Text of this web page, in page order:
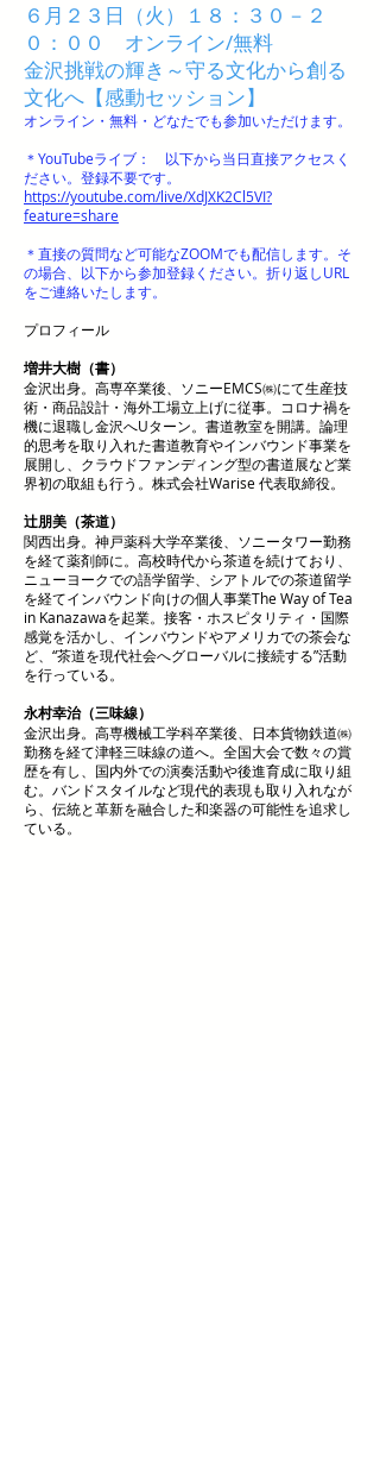
６月２３日（火）１８：３０－２
０：００ オンライン/無料
金沢挑戦の輝き～守る文化から創る
文化へ【感動セッション】
オンライン・無料・どなたでも参加いただけます。
＊YouTubeライブ： 以下から当日直接アクセスく
ださい。登録不要です。
https://youtube.com/live/XdJXK2Cl5VI?
feature=share
＊直接の質問など可能なZOOMでも配信します。そ
の場合、以下から参加登録ください。折り返しURL
をご連絡いたします。
プロフィール
増井大樹（書）
金沢出身。高専卒業後、ソニーEMCS㈱にて生産技
術・商品設計・海外工場立上げに従事。コロナ禍を
機に退職し金沢へUターン。書道教室を開講。論理
的思考を取り入れた書道教育やインバウンド事業を
展開し、クラウドファンディング型の書道展など業
界初の取組も行う。株式会社Warise 代表取締役。
辻朋美（茶道）
関西出身。神戸薬科大学卒業後、ソニータワー勤務
を経て薬剤師に。高校時代から茶道を続けており、
ニューヨークでの語学留学、シアトルでの茶道留学
を経てインバウンド向けの個人事業The Way of Tea
in Kanazawaを起業。接客・ホスピタリティ・国際
感覚を活かし、インバウンドやアメリカでの茶会な
ど、“茶道を現代社会へグローバルに接続する”活動
を行っている。
永村幸治（三味線）
金沢出身。高専機械工学科卒業後、日本貨物鉄道㈱
勤務を経て津軽三味線の道へ。全国大会で数々の賞
歴を有し、国内外での演奏活動や後進育成に取り組
む。バンドスタイルなど現代的表現も取り入れなが
ら、伝統と革新を融合した和楽器の可能性を追求し
ている。